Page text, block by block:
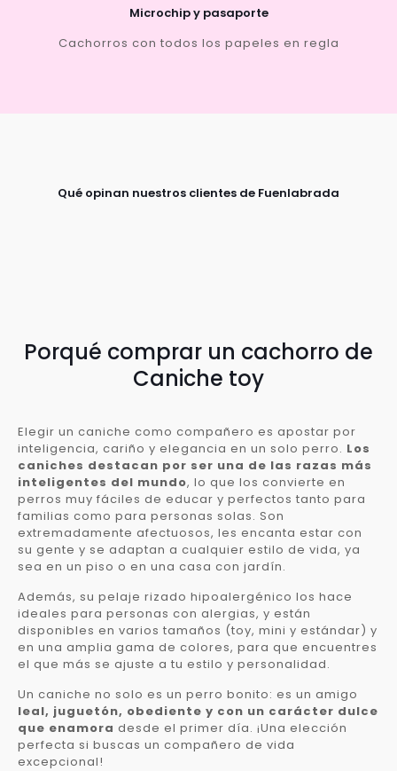
Microchip y pasaporte
Cachorros con todos los papeles en regla
Qué opinan nuestros clientes de Fuenlabrada
Porqué comprar un cachorro de
Caniche toy
Elegir un caniche como compañero es apostar por
inteligencia, cariño y elegancia en un solo perro. Los
caniches destacan por ser una de las razas más
inteligentes del mundo, lo que los convierte en
perros muy fáciles de educar y perfectos tanto para
familias como para personas solas. Son
extremadamente afectuosos, les encanta estar con
su gente y se adaptan a cualquier estilo de vida, ya
sea en un piso o en una casa con jardín.
Además, su pelaje rizado hipoalergénico los hace
ideales para personas con alergias, y están
disponibles en varios tamaños (toy, mini y estándar) y
en una amplia gama de colores, para que encuentres
el que más se ajuste a tu estilo y personalidad.
Un caniche no solo es un perro bonito: es un amigo
leal, juguetón, obediente y con un carácter dulce
que enamora desde el primer día. ¡Una elección
perfecta si buscas un compañero de vida
excepcional!